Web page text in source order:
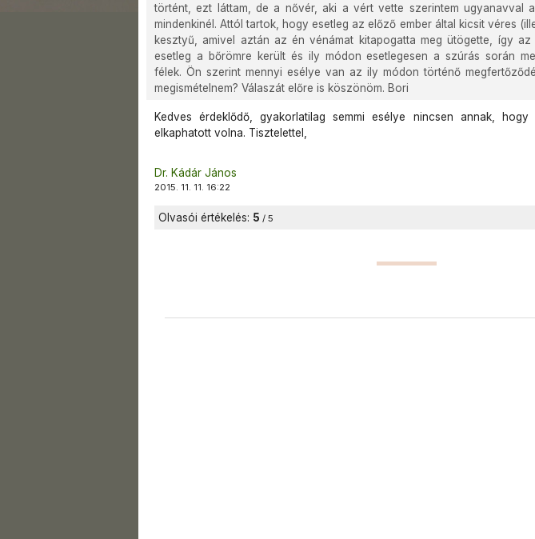
történt, ezt láttam, de a nővér, aki a vért vette szerintem ugyanavval
mindenkinél. Attól tartok, hogy esetleg az előző ember által kicsit véres
kesztyű, amivel aztán az én vénámat kitapogatta meg ütögette, így
esetleg a bőrömre került és ily módon esetlegesen a szúrás során
félek. Ön szerint mennyi esélye van az ily módon történő
megismételnem? Válaszát előre is köszönöm. Bori
Kedves érdeklődő, gyakorlatilag semmi esélye nincsen annak,
elkaphatott volna. Tisztelettel,
Dr. Kádár János
2015. 11. 11. 16:22
Olvasói értékelés: 5 / 5